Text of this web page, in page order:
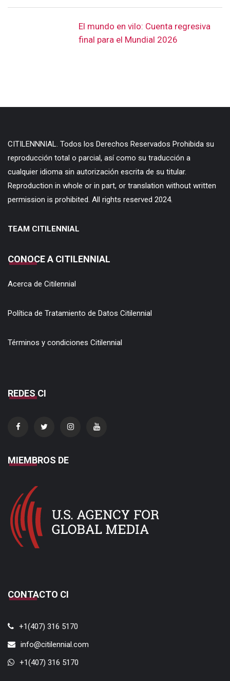
El mundo en vilo: Cuenta regresiva
final para el Mundial 2026
CITILENNNIAL. Todos los Derechos Reservados Prohibida su
reproducción total o parcial, así como su traducción a
cualquier idioma sin autorización escrita de su titular.
Reproduction in whole or in part, or translation without written
permission is prohibited. All rights reserved 2024.
TEAM CITILENNIAL
CONOCE A CITILENNIAL
Acerca de Citilennial
Política de Tratamiento de Datos Citilennial
Términos y condiciones Citilennial
REDES CI
MIEMBROS DE
CONTACTO CI
+1(407) 316 5170
info@citilennial.com
+1(407) 316 5170